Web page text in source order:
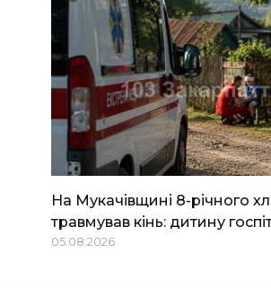
На Мукачівщині 8-річного
травмував кінь: дитину
05.08.2026